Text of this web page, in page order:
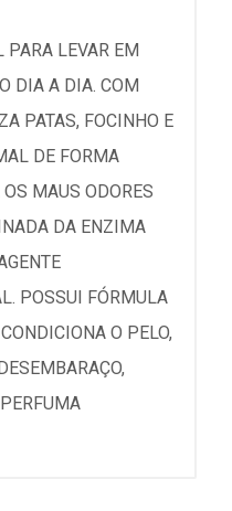
PARA LEVAR EM
DIA A DIA. COM
PATAS, FOCINHO E
DE FORMA
MAUS ODORES
DA ENZIMA
POSSUI FÓRMULA
O PELO,